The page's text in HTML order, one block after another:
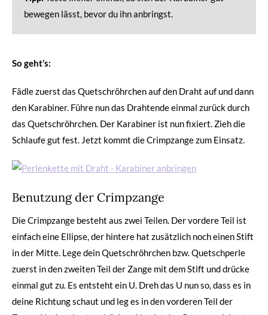
bewegen lässt, bevor du ihn anbringst.
So geht’s:
Fädle zuerst das Quetschröhrchen auf den Draht auf und dann
den Karabiner. Führe nun das Drahtende einmal zurück durch
das Quetschröhrchen. Der Karabiner ist nun fixiert. Zieh die
Schlaufe gut fest. Jetzt kommt die Crimpzange zum Einsatz.
Benutzung der Crimpzange
Die Crimpzange besteht aus zwei Teilen. Der vordere Teil ist
einfach eine Ellipse, der hintere hat zusätzlich noch einen Stift
in der Mitte. Lege dein Quetschröhrchen bzw. Quetschperle
zuerst in den zweiten Teil der Zange mit dem Stift und drücke
einmal gut zu. Es entsteht ein U. Dreh das U nun so, dass es in
deine Richtung schaut und leg es in den vorderen Teil der